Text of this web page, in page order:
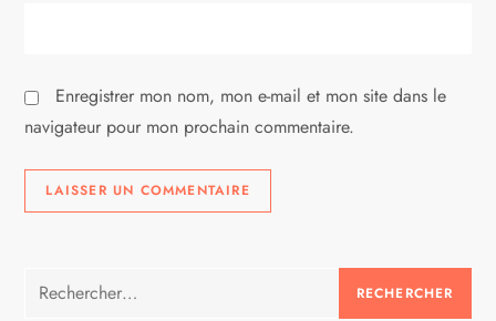
l
e
Enregistrer mon nom, mon e-mail et mon site dans le
navigateur pour mon prochain commentaire.
Rechercher :